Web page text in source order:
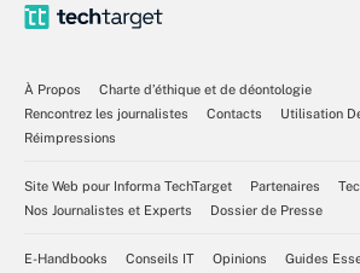
À Propos
Charte d’éthique et de déontologie
Rencontrez les journalistes
Contacts
Utilisation
Réimpressions
Site Web pour Informa TechTarget Partenaires
Nos Journalistes et Experts
Dossier de Presse
E-Handbooks Conseils IT Opinions Guides